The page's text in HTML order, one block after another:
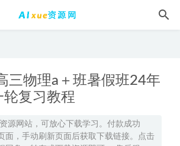
三物理a＋班暑假班24年
轮复习教程
源网站，可放心下载学习。付款成功
面，手动刷新页面后获取下载链接。点击
课二轮复习寒假班 2025-01-27